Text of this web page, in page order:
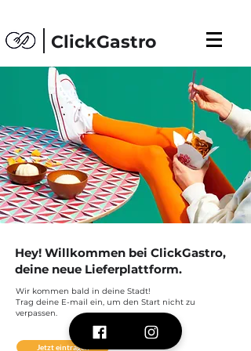
ClickGastro
Hey! Willkommen bei ClickGastro,
deine neue Lieferplattform.
Wir kommen bald in deine Stadt!
Trag deine E-mail ein, um den Start nicht zu
verpassen.
Jetzt eintragen